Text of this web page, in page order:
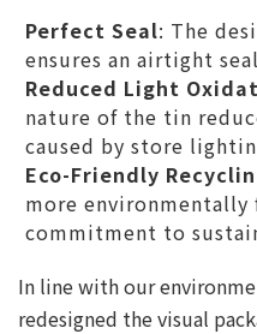
Perfect Seal: The
ensures an airtight
Reduced Light
nature of the tin
caused by store
Eco-Friendly
more
commitment to
In line with our
redesigned the visual